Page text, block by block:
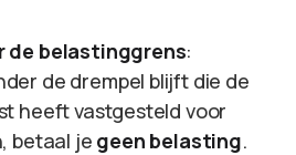
de belastinggrens:
de drempel blijft die de
heeft vastgesteld voor
betaal je geen belasting.